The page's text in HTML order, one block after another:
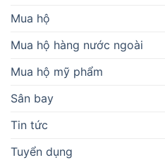
Mua hộ
Mua hộ hàng nước ngoài
Mua hộ mỹ phẩm
Sân bay
Tin tức
Tuyển dụng